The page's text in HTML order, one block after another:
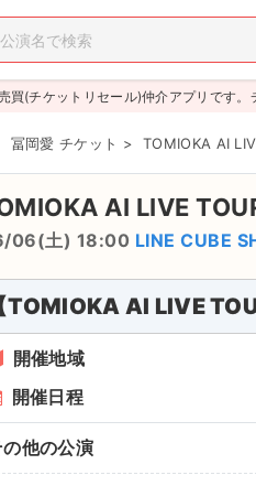
買(チケットリセール)仲介アプリです
冨岡愛 チケット > TOMIOKA AI
AI LIVE
06(土) 18:00 LINE CUBE
【TOMIOKA AI LIVE
開催地域
開催日程
の他の公演